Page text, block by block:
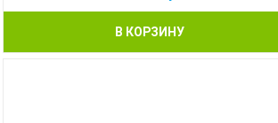
В КОРЗИНУ